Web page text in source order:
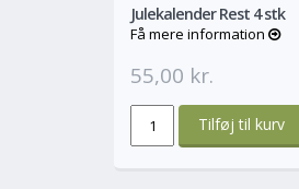
Julekalender Rest 4 stk
Få mere information
55,00 kr.